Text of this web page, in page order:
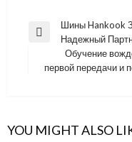
Навигация
записям
Previous
Шины Hankook
Надежный
Next
Обучение
первой передачи и
YOU MIGHT ALSO